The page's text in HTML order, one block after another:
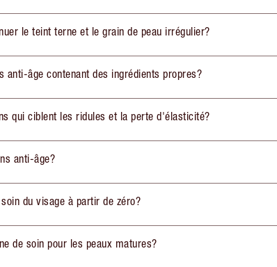
le teint terne et le grain de peau irrégulier?
anti-âge contenant des ingrédients propres?
qui ciblent les ridules et la perte d'élasticité?
anti-âge?
du visage à partir de zéro?
de soin pour les peaux matures?